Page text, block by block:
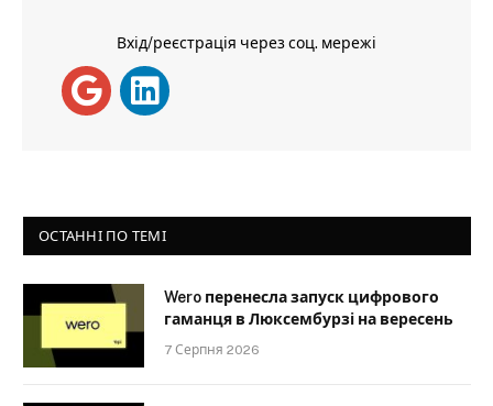
Вхід/реєстрація через соц. мережі
ОСТАННІ ПО ТЕМІ
Wero перенесла запуск цифрового
гаманця в Люксембурзі на вересень
7 Серпня 2026